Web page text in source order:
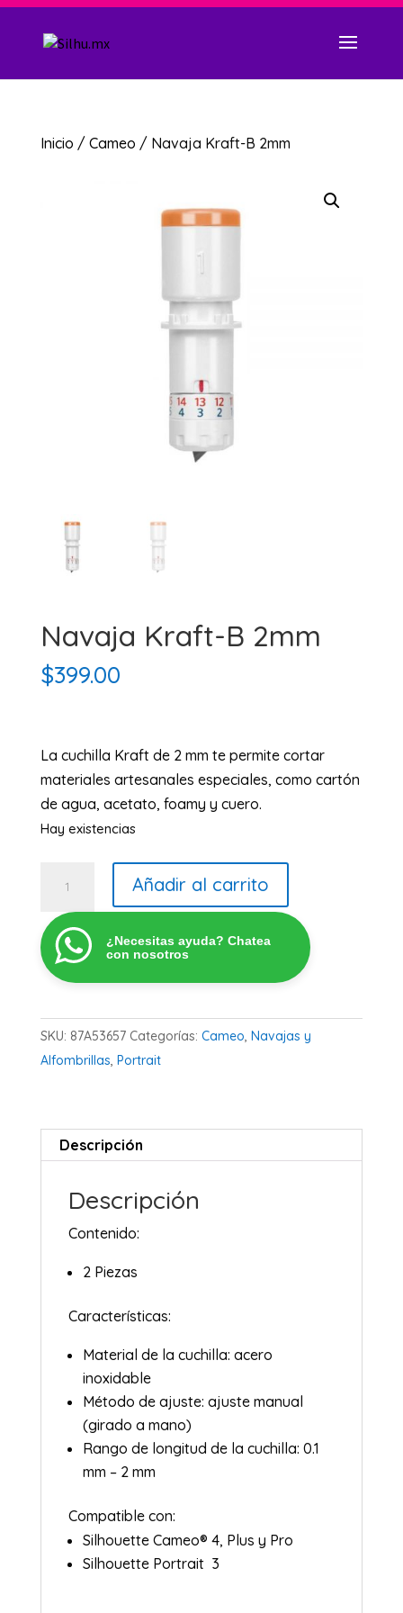
Inicio / Cameo / Navaja Kraft-B 2mm
Navaja Kraft-B 2mm
$399.00
La cuchilla Kraft de 2 mm te permite cortar
materiales artesanales especiales, como cartón
de agua, acetato, foamy y cuero.
Hay existencias
Kraft-
B
2mm
cantidad
Añadir al carrito
¿Necesitas ayuda? Chatea
con nosotros
SKU: 87A53657 Categorías: Cameo, Navajas y
Alfombrillas, Portrait
Descripción
Descripción
Contenido:
2 Piezas
Características:
Material de la cuchilla: acero
inoxidable
Método de ajuste: ajuste manual
(girado a mano)
Rango de longitud de la cuchilla: 0.1
mm – 2 mm
Compatible con:
Silhouette Cameo® 4, Plus y Pro
Silhouette Portrait 3